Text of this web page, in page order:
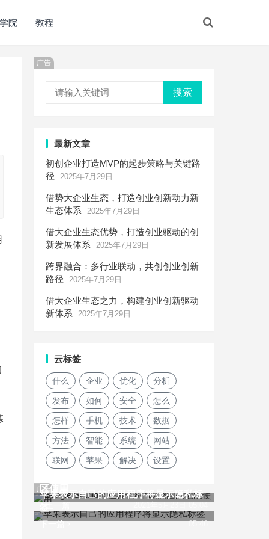
院 教程
广告
搜索
最新文章
初创企业打造MVP的起步策略与关键路
径
2025年7月29日
借势大企业生态，打造创业创新动力新
生态体系
2025年7月29日
借大企业生态优势，打造创业驱动的创
新发展体系
2025年7月29日
跨界融合：多行业联动，共创创业创新
路径
2025年7月29日
借大企业生态之力，构建创业创新驱动
新体系
2025年7月29日
云标签
什么 企业 优化 分析
发布 如何 安全 怎么
怎样 手机 技术 数据
方法 智能 系统 网站
联网 苹果 解决 设置
广告
上一篇
区使用
2021年5月23日 05:04
下一篇
苹果表示自己的应用程序将显示隐私标
05:46